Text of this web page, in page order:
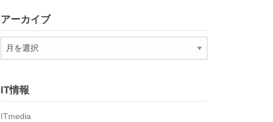
アーカイブ
ア
ー
ブIT情報
ITmedia